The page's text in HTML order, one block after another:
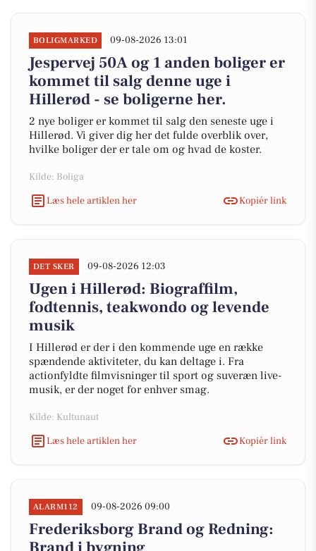
BOLIGMARKED 09-08-2026 13:01
Jespervej 50A og 1 anden boliger er
kommet til salg denne uge i
Hillerød - se boligerne her.
2 nye boliger er kommet til salg den seneste uge i
Hillerød. Vi giver dig her det fulde overblik over,
hvilke boliger der er tale om og hvad de koster.
Kilde: Boliga
Læs hele artiklen her
Kopiér link
DET SKER 09-08-2026 12:03
Ugen i Hillerød: Biograffilm,
fodtennis, teakwondo og levende
musik
I Hillerød er der i den kommende uge en række
spændende aktiviteter, du kan deltage i. Fra
actionfyldte filmvisninger til sport og suveræn live-
musik, er der noget for enhver smag.
Kilde: Kultunaut
Læs hele artiklen her
Kopiér link
ALARM112 09-08-2026 09:00
Frederiksborg Brand og Redning: